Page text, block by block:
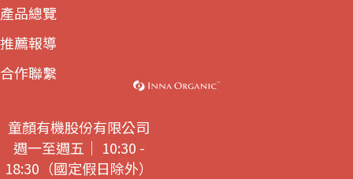
產品總覽
推薦報導
合作聯繫
童顏有機股份有限公司
週一至週五｜ 10:30 -
18:30（國定假日除外）